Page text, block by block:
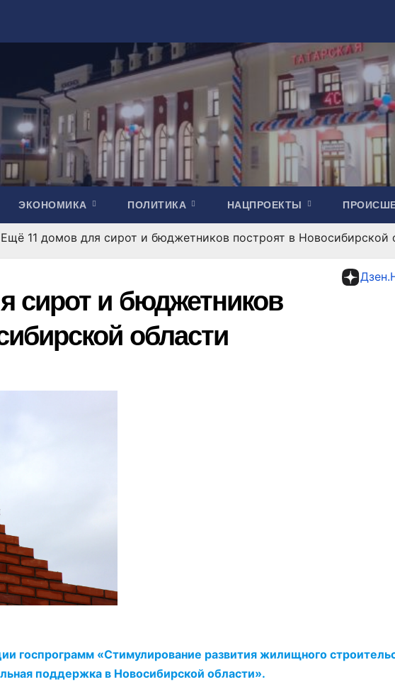
ЭКОНОМИКА ПОЛИТИКА НАЦПРОЕКТЫ
Ещё 11 домов для сирот и бюджетников построят в Новосибирской
сирот и бюджетников
области
госпрограмм «Стимулирование развития жилищного
поддержка в Новосибирской области».